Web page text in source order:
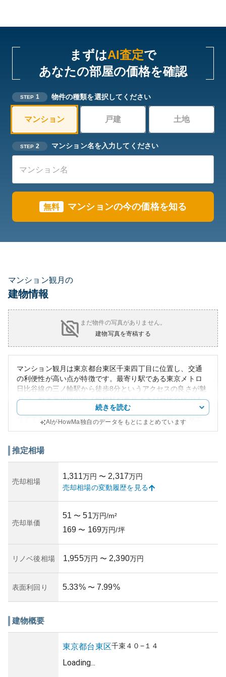
まずはAI査定で
あなたの部屋の価格を確認
STEP 1 物件の種類を選択してください
マンション 戸建 土地
STEP 2 マンション名を入力してください
無料 マンションの今の価格を知る
マンション観月の
建物情報
まだ物件の写真がありません。
建物写真を寄稿する
マンション観月は東京都台東区千束四丁目に位置し、交通
の利便性が高い点が特徴です。最寄り駅である東京メトロ
日比谷線の三ノ輪駅から徒歩8分というアクセスの良さが魅
力で、都電荒川線の三ノ輪橋駅や東京メトロ日比谷線の入
谷駅も徒歩圏内です。周辺環境は住宅街であり、静かなエ
リアである一方、少し足を伸ばせば賑やかな上野や浅草エ
デザインを採用しています。資産性に関しては、このエリ
は、物件固有のメンテナンス状況や築年数に応じた減耗リ
スクを考慮する必要があります。
所有リスクとしては、建物の耐震性や維持管理状況に関す
社の評価や過去の修繕履歴を確認することが推奨されま
す。また、都心立地のマンション特有の近隣住宅との調和
続きを読む
AIがHowMa独自のデータをもとにまとめています
推定相場
売却相場
1,311万円 〜 2,317万円
売却相場の変動履歴を見る
売却単価
51 〜 51万円/m²
169 〜 169万円/坪
リノベ後相場 1,955万円 〜 2,390万円
表面利回り 5.33% 〜 7.99%
建物概要
東京都台東区千束４０−１４
Loading...